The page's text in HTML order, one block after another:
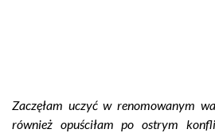
Zaczęłam uczyć w renomowanym
również opuściłam po ostrym